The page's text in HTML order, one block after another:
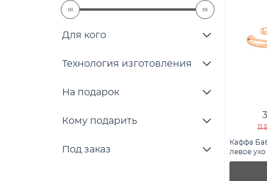
Для кого
Технология изготовления
На подарок
Кому подарить
Под заказ
11
Каффа
левое ухо